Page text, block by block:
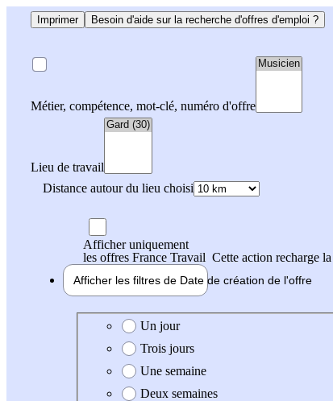
Imprimer Besoin d'aide sur la recherche d'offres d'emploi ?
Métier, compétence, mot-clé, numéro d'offre
Lieu de travail
Distance autour du lieu choisi
Afficher uniquement
les offres France Travail Cette action recharge
Afficher les filtres de Date de création de l'offre
Date de création de l'offre
Un jour
Trois jours
Une semaine
Deux semaines